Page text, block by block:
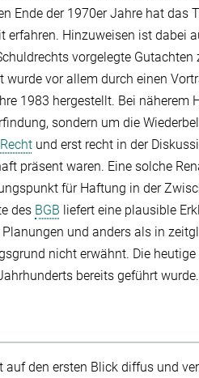
Ende der 1970er Jahre hat das
erfahren. Hinzuweisen ist dabei
vorgelegte Gutachten
wurde vor allem durch einen
1983 hergestellt. Bei näherem
sondern um die
und erst recht in der
präsent waren. Eine solche
für Haftung in der
des BGB liefert eine plausible
und anders als in
nicht erwähnt. Die heutige
bereits geführt wurde.
den ersten Blick diffus und